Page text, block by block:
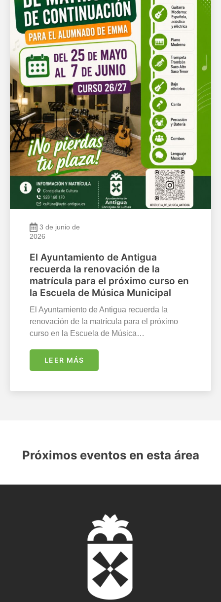
3 de junio de
2026
El Ayuntamiento de Antigua
recuerda la renovación de la
matrícula para el próximo curso en
la Escuela de Música Municipal
El Ayuntamiento de Antigua recuerda la
renovación de la matrícula para el próximo
curso en la Escuela de Música…
LEER MÁS
Próximos eventos en esta área